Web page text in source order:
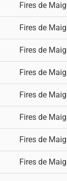
Fires de Maig
Fires de Maig
Fires de Maig
Fires de Maig
Fires de Maig
Fires de Maig
Fires de Maig
Fires de Maig